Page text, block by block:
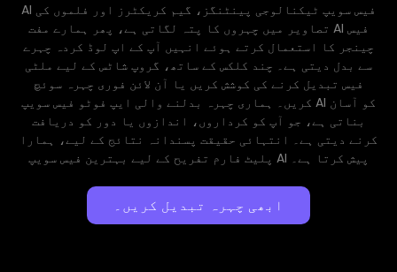
AI فیس سویپ ٹیکنالوجی پینٹنگز، گیم کریکٹرز اور فلموں کی
تصاویر میں چہروں کا پتہ لگاتی ہے، پھر ہمارے مفت AI فیس
چینجر کا استعمال کرتے ہوئے انہیں آپ کے اپ لوڈ کردہ چہرے
سے بدل دیتی ہے۔ چند کلکس کے ساتھ، گروپ شاٹس کے لیے ملٹی
فیس تبدیل کرنے کی کوشش کریں یا آن لائن فوری چہرہ سوئچ
کریں۔ ہماری چہرہ بدلنے والی ایپ فوٹو فیس سویپ AI کو آسان
بناتی ہے، جو آپ کو کرداروں، اندازوں یا دور کو دریافت
کرنے دیتی ہے۔ انتہائی حقیقت پسندانہ نتائج کے لیے، ہمارا
پلیٹ فارم تفریح ​​کے لیے بہترین فیس سویپ AI پیش کرتا ہے۔
ابھی چہرہ تبدیل کریں۔